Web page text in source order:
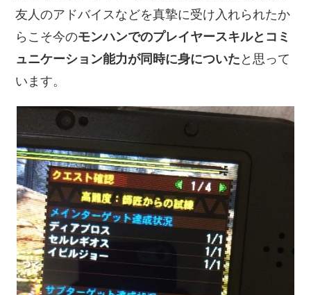
友人のアドバイスなどを真摯に受け入れられたか
らこそ今のモンハンでのプレイヤースキルとコミ
ュニケーション能力が同時に身についたと思って
います。